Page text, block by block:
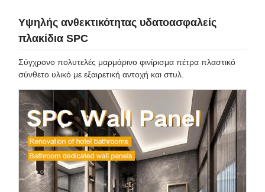
Υψηλής ανθεκτικότητας υδατοασφαλείς
πλακίδια SPC
Σύγχρονο πολυτελές μαρμάρινο φινίρισμα πέτρα πλαστικό
σύνθετο υλικό με εξαιρετική αντοχή και στυλ.